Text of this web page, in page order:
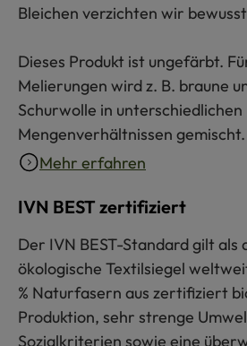
Bleichen verzichten wir
Dieses Produkt ist ungefärbt.
Melierungen wird z. B. braune
Schurwolle in unterschiedlichen
Mengenverhältnissen gemischt.
Mehr erfahren
IVN BEST zertifiziert
Der IVN BEST-Standard gilt als
ökologische Textilsiegel
% Naturfasern aus zertifiziert
Produktion, sehr strenge
Sozialkriterien sowie eine